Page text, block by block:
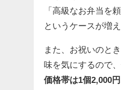
「高級なお弁当を
というケースが増
また、お祝いのと
味を気にするので、
価格帯は1個2,000